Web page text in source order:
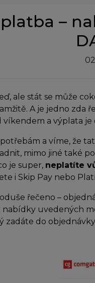
–
ale stát se může
A je jedno zda
a výplata je
a víme, že
mimo jiné také
je super, neplatíte
i Skip Pay nebo
řečeno –
nabídky uvedených
zadáte do